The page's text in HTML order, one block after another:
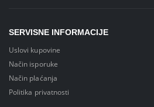
SERVISNE INFORMACIJE
Uslovi kupovine
Način isporuke
Način plaćanja
Politika privatnosti